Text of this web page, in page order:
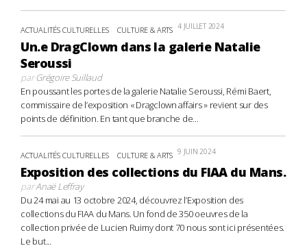
ACTUALITÉS CULTURELLES CULTURE & ARTS 4 JUILLET 2024
Un.e DragClown dans la galerie Natalie
Seroussi
parGrégoire Suillaud
En poussant les portes de la galerie Natalie Seroussi, Rémi Baert,
commissaire de l’exposition « Dragclown affairs » revient sur des
points de définition. En tant que branche de...
ACTUALITÉS CULTURELLES CULTURE & ARTS 9 JUIN 2024
Exposition des collections du FIAA du Mans.
parAnaë Leffray
Du 24 mai au 13 octobre 2024, découvrez l’Exposition des
collections du FIAA du Mans. Un fond de 350 oeuvres de la
collection privée de Lucien Ruimy dont 70 nous sont ici présentées.
Le but...